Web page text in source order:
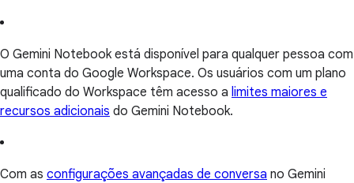
O Gemini Notebook está disponível para qualquer pessoa com
uma conta do Google Workspace. Os usuários com um plano
qualificado do Workspace têm acesso a limites maiores e
recursos adicionais do Gemini Notebook.
Com as configurações avançadas de conversa no Gemini